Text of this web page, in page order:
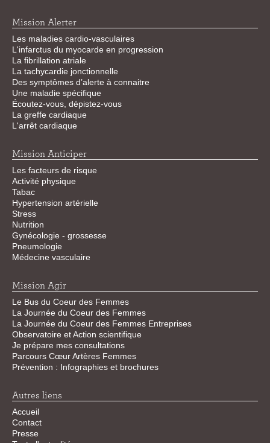
Mission Alerter
Les maladies cardio-vasculaires
L'infarctus du myocarde en progression
La fibrillation atriale
La tachycardie jonctionnelle
Des symptômes d’alerte à connaitre
Une maladie spécifique
Écoutez-vous, dépistez-vous
La greffe cardiaque
L'arrêt cardiaque
Mission Anticiper
Les facteurs de risque
Activité physique
Tabac
Hypertension artérielle
Stress
Nutrition
Gynécologie - grossesse
Pneumologie
Médecine vasculaire
Mission Agir
Le Bus du Coeur des Femmes
La Journée du Coeur des Femmes
La Journée du Coeur des Femmes Entreprises
Observatoire et Action scientifique
Je prépare mes consultations
Parcours Cœur Artères Femmes
Prévention : Infographies et brochures
Autres liens
Accueil
Contact
Presse